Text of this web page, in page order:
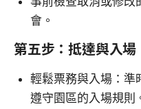
會。
第五步：抵達與入場
輕鬆票務與入場：準
遵守園區的入場規則